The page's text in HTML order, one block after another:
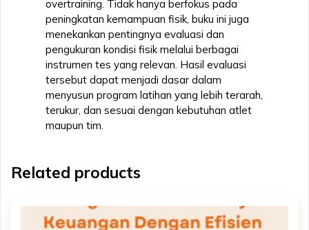
overtraining. Tidak hanya berfokus pada
peningkatan kemampuan fisik, buku ini juga
menekankan pentingnya evaluasi dan
pengukuran kondisi fisik melalui berbagai
instrumen tes yang relevan. Hasil evaluasi
tersebut dapat menjadi dasar dalam
menyusun program latihan yang lebih terarah,
terukur, dan sesuai dengan kebutuhan atlet
maupun tim.
Related products